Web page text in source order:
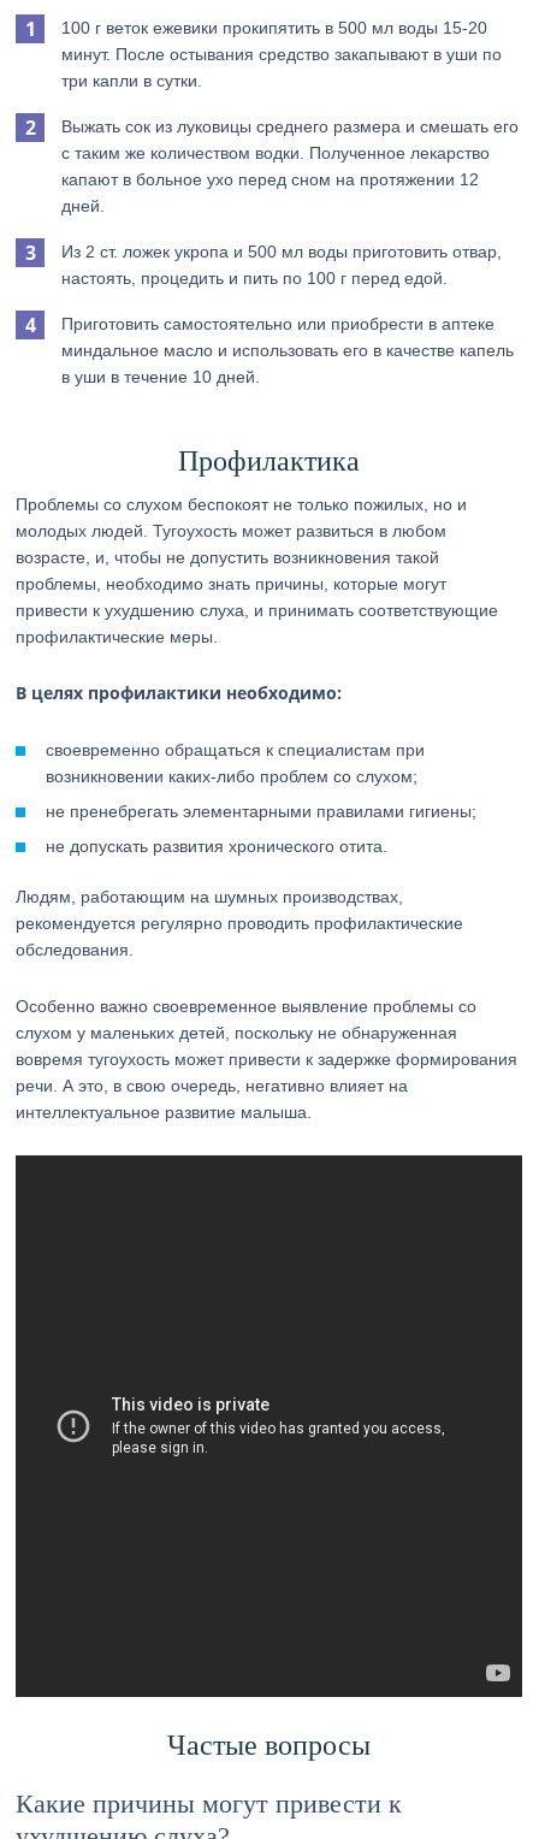
100 г веток ежевики прокипятить в 500 мл воды 15-20
минут. После остывания средство закапывают в уши по
три капли в сутки.
Выжать сок из луковицы среднего размера и смешать его
с таким же количеством водки. Полученное лекарство
капают в больное ухо перед сном на протяжении 12
дней.
Из 2 ст. ложек укропа и 500 мл воды приготовить отвар,
настоять, процедить и пить по 100 г перед едой.
Приготовить самостоятельно или приобрести в аптеке
миндальное масло и использовать его в качестве капель
в уши в течение 10 дней.
Профилактика
Проблемы со слухом беспокоят не только пожилых, но и
молодых людей. Тугоухость может развиться в любом
возрасте, и, чтобы не допустить возникновения такой
проблемы, необходимо знать причины, которые могут
привести к ухудшению слуха, и принимать соответствующие
профилактические меры.
В целях профилактики необходимо:
своевременно обращаться к специалистам при
возникновении каких-либо проблем со слухом;
не пренебрегать элементарными правилами гигиены;
не допускать развития хронического отита.
Людям, работающим на шумных производствах,
рекомендуется регулярно проводить профилактические
обследования.
Особенно важно своевременное выявление проблемы со
слухом у маленьких детей, поскольку не обнаруженная
вовремя тугоухость может привести к задержке формирования
речи. А это, в свою очередь, негативно влияет на
интеллектуальное развитие малыша.
Частые вопросы
Какие причины могут привести к